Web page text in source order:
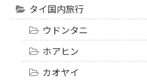
タイ国内旅行
ウドンタニ
ホアヒン
カオヤイ